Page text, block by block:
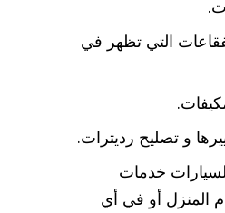
التي تظهر في
و تصليح رديترات.
خدمات
المنزل أو في أي